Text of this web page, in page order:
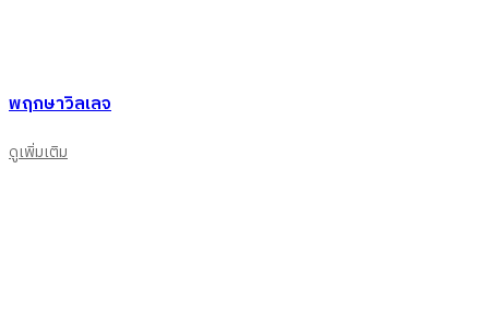
พฤกษาวิลเลจ
ดูเพิ่มเติม